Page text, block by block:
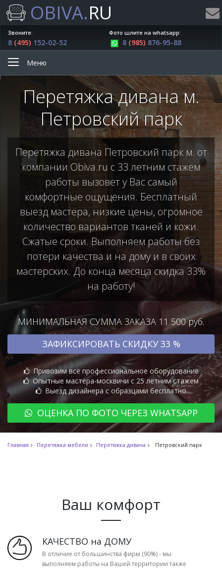
OBIVA.RU
Звоните:
8 (495) 152-02-52
Фото шлите на whatsapp:
8 (985) 876-95-88
Меню
Перетяжка дивана м.
Петровский парк
Перетяжка дивана Петровский парк м. от
компании Obiva.ru с 33 летним стажем
работы вызовет у Вас самый
комфортные ощущения. Бесплатный
выезд мастера, низкие цены, огромное
количество вариантов тканей и кожи.
Сжатые сроки. Выполняем работы без
потери качества и на дому и в своих
мастерских. До конца месяца скидка 33%
на работу!
МИНИМАЛЬНАЯ СУММА ЗАКАЗА 11 500 руб.
ЗАФИКСИРОВАТЬ СКИДКУ 33 %
Привозим всё профессиональное оборудование
Опытные мастера-москвичи с 25 летним стажем
Выезд дизайнера с образцами бесплатно
ОЦЕНКА ПО ФОТО ЧЕРЕЗ WHATSAPP
Главная Перетяжка мебели Перетяжка дивана Петровский парк
Ваш комфорт
КАЧЕСТВО на ДОМУ
В отличие от большинства фирм (90%) - мы
выполняем работы на Вашей территории также